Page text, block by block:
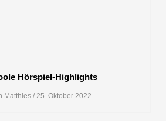
Hörspiel-Highlights
Matthies 25. Oktober 2022